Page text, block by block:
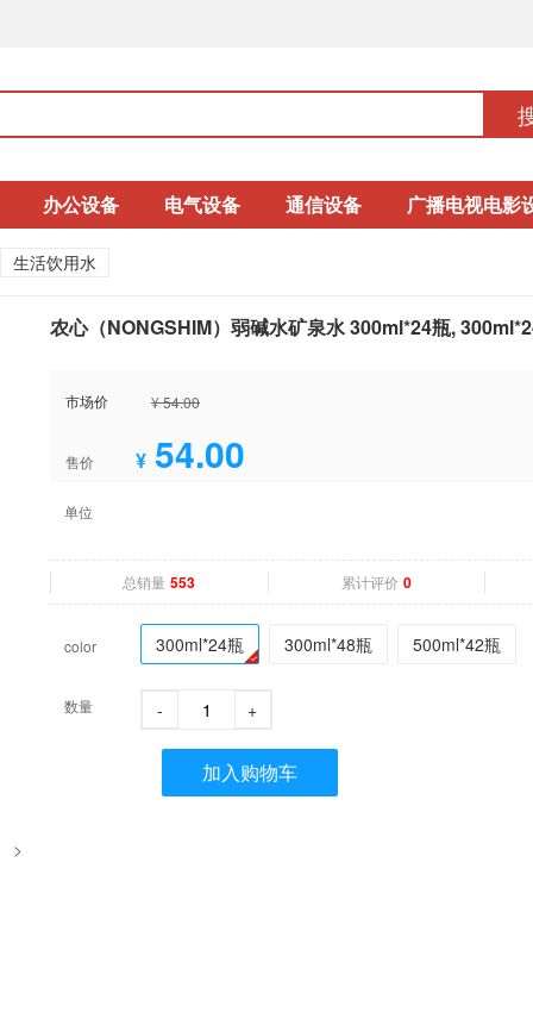
办公设备 电气设备 通信设备 广播电视电影
生活饮用水
>
农心（NONGSHIM）弱碱水矿泉水 300ml*24瓶,
市场价 ¥ 54.00
售价 ¥ 54.00
单位
总销量 553 累计评价 0
color 300ml*24瓶 300ml*48瓶 500ml*42瓶
数量 - +
加入购物车